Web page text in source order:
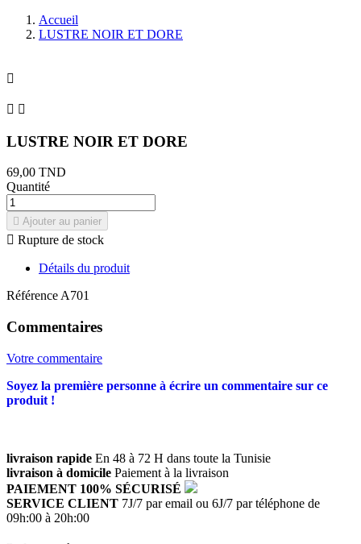
Accueil
LUSTRE NOIR ET DORE

 
LUSTRE NOIR ET DORE
69,00 TND
Quantité
 Ajouter au panier
 Rupture de stock
Détails du produit
RéférenceA701
Commentaires
Votre commentaire
Soyez la première personne à écrire un commentaire sur ce
produit !
livraison rapide En 48 à 72 H dans toute la Tunisie
livraison à domicile Paiement à la livraison
PAIEMENT 100% SÉCURISÉ
SERVICE CLIENT 7J/7 par email ou 6J/7 par téléphone de
09h:00 à 20h:00